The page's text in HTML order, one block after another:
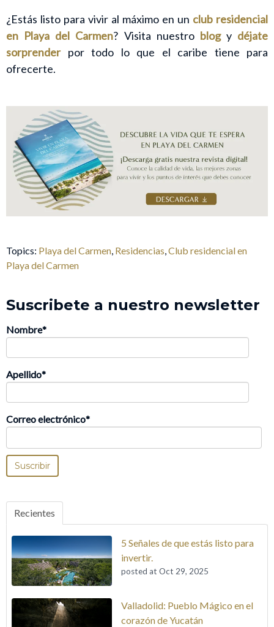
¿Estás listo para vivir al máximo en un club residencial
en Playa del Carmen? Visita nuestro blogy déjate
sorprenderpor todo lo que el caribe tiene para
ofrecerte.
Topics: Playa del Carmen, Residencias,Club residencial en
Playa del Carmen
Suscribete a nuestro newsletter
Nombre*
Apellido*
Correo electrónico*
Recientes
5 Señales de que estás listo para
invertir.
posted at Oct 29, 2025
Valladolid: Pueblo Mágico en el
corazón de Yucatán